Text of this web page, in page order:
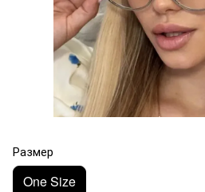
Размер
One Size